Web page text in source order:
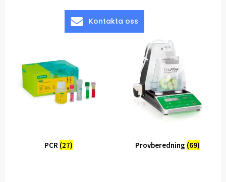
PCR (27) Provberedning (69)
Kontakta oss